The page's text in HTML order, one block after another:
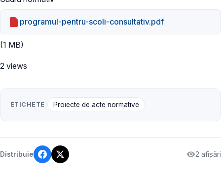
programul-pentru-scoli-consultativ.pdf
(1 MB)
2 views
ETICHETE Proiecte de acte normative
Distribuie 2 afișări